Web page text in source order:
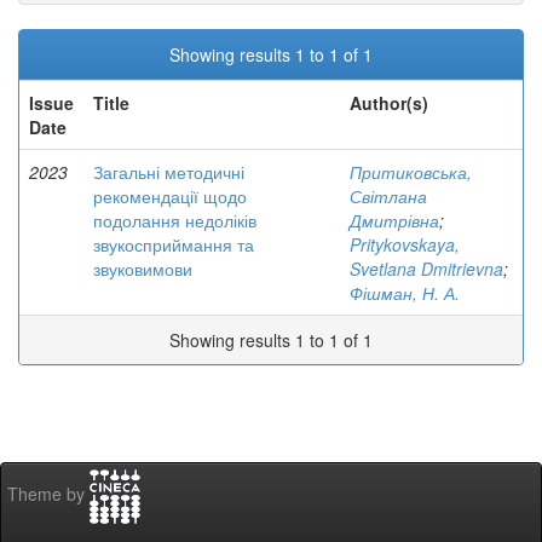
Showing results 1 to 1 of 1
Issue
Date
Title Author(s)
2023
Загальні методичні
рекомендації щодо
подолання недоліків
звукосприймання та
звуковимови
Притиковська,
Світлана
Дмитрівна;
Pritykovskaya,
Svetlana Dmitrievna;
Фішман, Н. А.
Showing results 1 to 1 of 1
Theme by